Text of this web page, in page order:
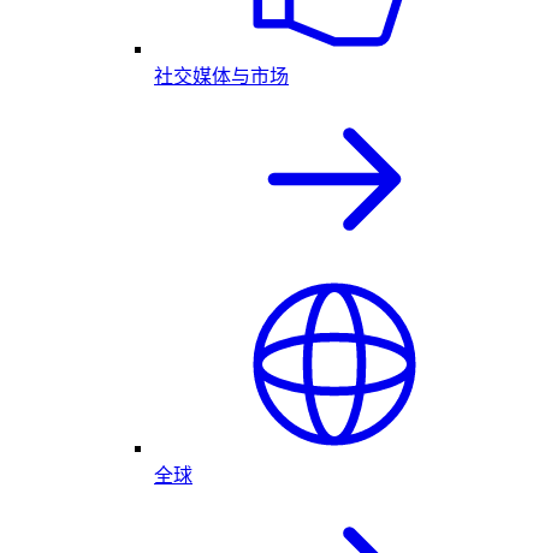
社交媒体与市场
全球